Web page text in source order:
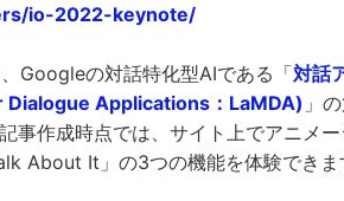
io-2022-keynote/
Googleの対話特化型AIである「対話
Dialogue Applications：LaMDA) 」
事作成時点では、サイト上でアニメ
About It」の3つの機能を体験できま